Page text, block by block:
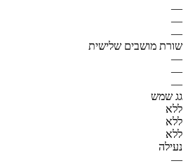
—
—
—
שורת מושבים שלישית
—
—
—
גג שמש
ללא
ללא
ללא
נעילה
—